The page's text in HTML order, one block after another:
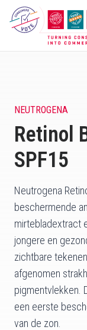
Overslaan
naar
NEUTROGENA
Retinol
SPF15
Neutrogena
beschermende
mirtebladextract
jongere en
zichtbare
afgenomen
pigmentvlekken.
een eerste
van de zon.